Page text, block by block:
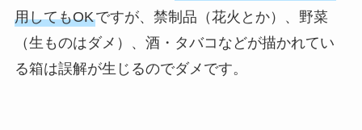
用してもOKですが、禁制品（花火とか）、野菜
（生ものはダメ）、酒・タバコなどが描かれてい
る箱は誤解が生じるのでダメです。